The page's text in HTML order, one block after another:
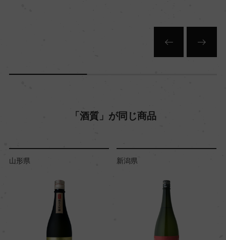
「酒質」が同じ商品
山形県 新潟県